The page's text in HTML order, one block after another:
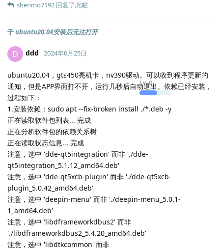
shenmo7192 回复了此帖
于ubuntu20.04安装后无法打开
D ddd
Lv.0
2024年6月25日
ubuntu20.04，gts450亮机卡，nv390驱动。可以收到程序更新的
通知，但是APP界面打不开，运行几秒后自动退出。依赖已经安装，
过程如下：
1.安装依赖：sudo apt --fix-broken install ./*.deb -y
正在读取软件包列表... 完成
正在分析软件包的依赖关系树
正在读取状态信息... 完成
注意，选中 'dde-qt5integration' 而非 './dde-
qt5integration_5.1.12_amd64.deb'
注意，选中 'dde-qt5xcb-plugin' 而非 './dde-qt5xcb-
plugin_5.0.42_amd64.deb'
注意，选中 'deepin-menu' 而非 './deepin-menu_5.0.1-
1_amd64.deb'
注意，选中 'libdframeworkdbus2' 而非
'./libdframeworkdbus2_5.4.20_amd64.deb'
注意，选中 'libdtkcommon' 而非